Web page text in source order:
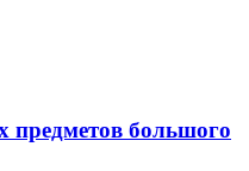
предметов большого